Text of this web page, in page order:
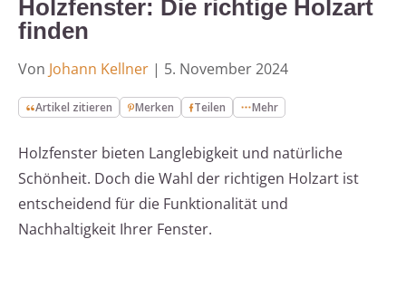
Holzfenster: Die richtige Holzart
finden
Von Johann Kellner | 5. November 2024
Artikel zitieren Merken Teilen Mehr
Holzfenster bieten Langlebigkeit und natürliche
Schönheit. Doch die Wahl der richtigen Holzart ist
entscheidend für die Funktionalität und
Nachhaltigkeit Ihrer Fenster.